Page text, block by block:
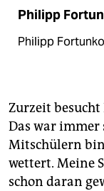
Philipp
Philipp
Zurzeit besucht
Das war immer
Mitschülern
wettert. Meine
schon daran